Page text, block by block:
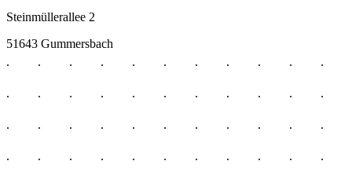
Steinmüllerallee 2
51643 Gummersbach